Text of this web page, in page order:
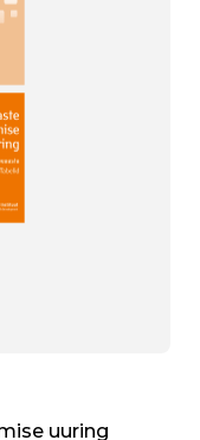
uuring